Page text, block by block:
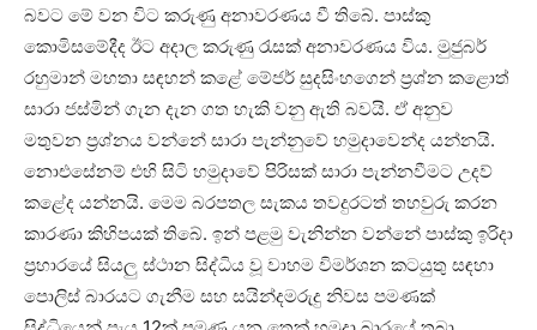
බවට මේ වන විට කරුණු අනාවරණය වී තිබේ. පාස්කු
කොමිසමේදීද ඊට අදාල කරුණු රැසක් අනාවරණය විය. මුජුබර්
රහුමාන් මහතා සඳහන් කළේ මේජර් සුදසිංහගෙන් ප්‍රශ්න කළොත්
සාරා ජස්මින් ගැන දැන ගත හැකි වනු ඇති බවයි. ඒ අනුව
මතුවන ප්‍රශ්නය වන්නේ සාරා පැන්නුවේ හමුදාවෙන්ද යන්නයි.
නොඑසේනම් එහි සිටි හමුදාවේ පිරිසක් සාරා පැන්නවීමට උදව්
කළේද යන්නයි. මෙම බරපතල සැකය තවදුරටත් තහවුරු කරන
කාරණා කිහිපයක් තිබේ. ඉන් පළමු වැනින්න වන්නේ පාස්කු ඉරිදා
ප්‍රහාරයේ සියලු ස්ථාන සිද්ධිය වූ වාහම විමර්ශන කටයුතු සඳහා
පොලිස් බාරයට ගැනීම සහ සයින්දමරුදු නිවස පමණක්